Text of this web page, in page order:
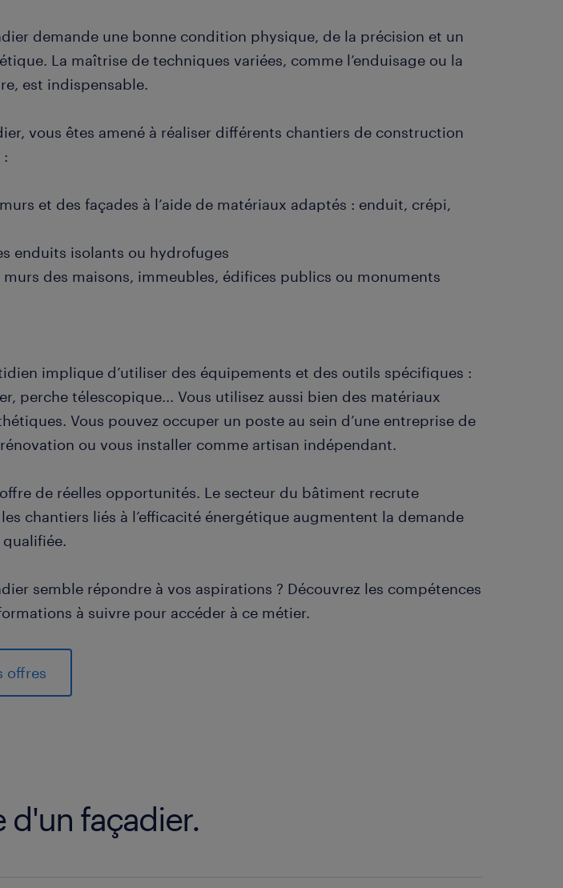
demande une bonne condition physique, de la précision et un
La maîtrise de techniques variées, comme l’enduisage ou la
est indispensable.
vous êtes amené à réaliser différents chantiers de construction
:
et des façades à l’aide de matériaux adaptés : enduit, crépi,
enduits isolants ou hydrofuges
murs des maisons, immeubles, édifices publics ou monuments
implique d’utiliser des équipements et des outils spécifiques :
perche télescopique... Vous utilisez aussi bien des matériaux
Vous pouvez occuper un poste au sein d’une entreprise de
ou vous installer comme artisan indépendant.
de réelles opportunités. Le secteur du bâtiment recrute
chantiers liés à l’efficacité énergétique augmentent la demande
semble répondre à vos aspirations ? Découvrez les compétences
à suivre pour accéder à ce métier.
offres
d'un façadier.